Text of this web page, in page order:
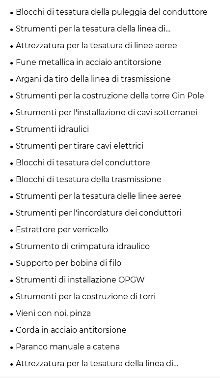
Blocchi di tesatura della puleggia del conduttore
Strumenti per la tesatura della linea di
trasmissione
Attrezzatura per la tesatura di linee aeree
Fune metallica in acciaio antitorsione
Argani da tiro della linea di trasmissione
Strumenti per la costruzione della torre Gin Pole
Strumenti per l'installazione di cavi sotterranei
Strumenti idraulici
Strumenti per tirare cavi elettrici
Blocchi di tesatura del conduttore
Blocchi di tesatura della trasmissione
Strumenti per la tesatura delle linee aeree
Strumenti per l'incordatura dei conduttori
Estrattore per verricello
Strumento di crimpatura idraulico
Supporto per bobina di filo
Strumenti di installazione OPGW
Strumenti per la costruzione di torri
Vieni con noi, pinza
Corda in acciaio antitorsione
Paranco manuale a catena
Attrezzatura per la tesatura della linea di